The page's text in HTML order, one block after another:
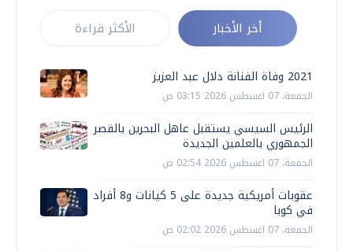
أخر الأخبار الأكثر قراءة
2021 وفاة الفنانة دلال عبد العزيز
الجمعة، 07 اغسطس 2026 03:15 ص
الرئيس السيسي يستقبل عاهل البحرين بالقصر
الجمهوري بالعلمين الجديدة
الجمعة، 07 اغسطس 2026 02:54 ص
عقوبات أمريكية جديدة على 5 كيانات و8 أفراد
في كوبا
الجمعة، 07 اغسطس 2026 02:02 ص